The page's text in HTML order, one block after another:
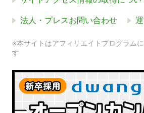
法人・プレスお問い合わせ
※本サイトはアフィリエイトプログラム
す